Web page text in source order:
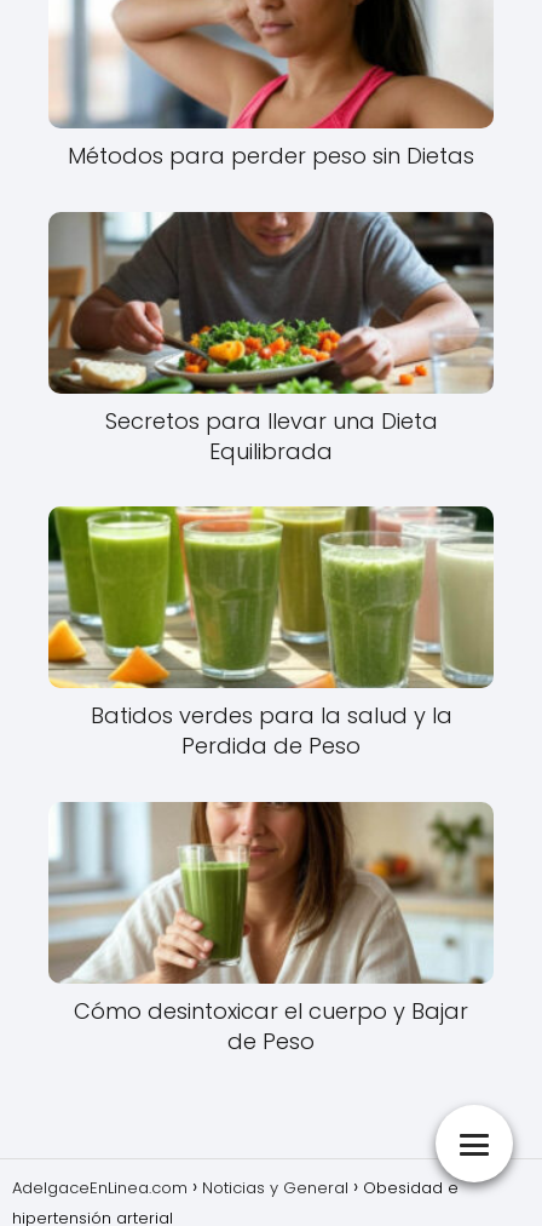
Métodos para perder peso sin Dietas
Secretos para llevar una Dieta
Equilibrada
Batidos verdes para la salud y la
Perdida de Peso
Cómo desintoxicar el cuerpo y Bajar
de Peso
AdelgaceEnLinea.com Noticias y General
Obesidad e
hipertensión arterial